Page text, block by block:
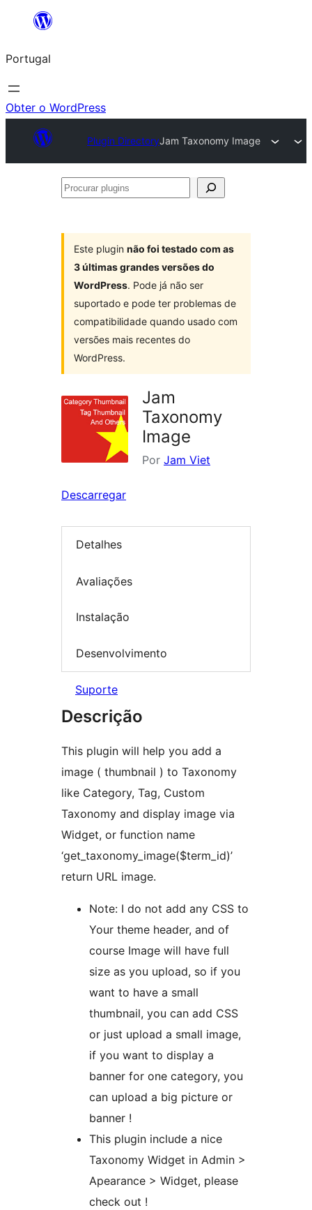
Saltar
o
conteúdo
Portugal
Obter o WordPress
Plugin DirectoryJam Taxonomy Image
Procurar
Este plugin não foi testado com as
3 últimas grandes versões do
WordPress. Pode já não ser
suportado e pode ter problemas de
compatibilidade quando usado com
versões mais recentes do
WordPress.
Jam
Taxonomy
Image
Por Jam Viet
Descarregar
Detalhes
Avaliações
Instalação
Desenvolvimento
Suporte
Descrição
This plugin will help you add a
image ( thumbnail ) to Taxonomy
like Category, Tag, Custom
Taxonomy and display image via
Widget, or function name
‘get_taxonomy_image($term_id)’
return URL image.
Note: I do not add any CSS to
Your theme header, and of
course Image will have full
size as you upload, so if you
want to have a small
thumbnail, you can add CSS
or just upload a small image,
if you want to display a
banner for one category, you
can upload a big picture or
banner !
This plugin include a nice
Taxonomy Widget in Admin >
Apearance > Widget, please
check out !